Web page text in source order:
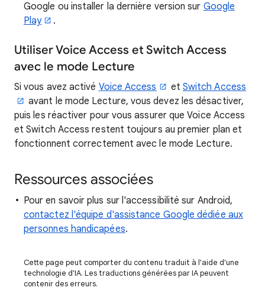
Google ou installer la dernière version sur Google
Play
.
Utiliser Voice Access et Switch Access
avec le mode Lecture
Si vous avez activé Voice Access et Switch Access
avant le mode Lecture, vous devez les désactiver,
puis les réactiver pour vous assurer que Voice Access
et Switch Access restent toujours au premier plan et
fonctionnent correctement avec le mode Lecture.
Ressources associées
Pour en savoir plus sur l'accessibilité sur Android,
contactez l'équipe d'assistance Google dédiée aux
personnes handicapées.
Cette page peut comporter du contenu traduit à l'aide d'une
technologie d'IA. Les traductions générées par IA peuvent
contenir des erreurs.